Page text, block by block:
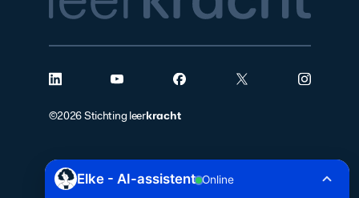
©2026 Stichting leerkracht